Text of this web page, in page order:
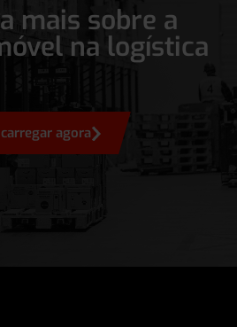
mais sobre a
na logística
agora